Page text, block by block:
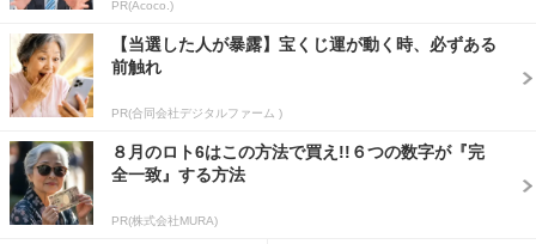
PR(Acoco.)
【当選した人が暴露】宝くじ運が動く時、必ずある
前触れ
PR(合同会社デジタルファーム )
８月のロト6はこの方法で買え!!６つの数字が『完
全一致』する方法
PR(株式会社MURA)